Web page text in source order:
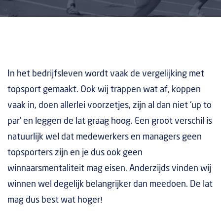
In het bedrijfsleven wordt vaak de vergelijking met
topsport gemaakt. Ook wij trappen wat af, koppen
vaak in, doen allerlei voorzetjes, zijn al dan niet ‘up to
par’ en leggen de lat graag hoog. Een groot verschil is
natuurlijk wel dat medewerkers en managers geen
topsporters zijn en je dus ook geen
winnaarsmentaliteit mag eisen. Anderzijds vinden wij
winnen wel degelijk belangrijker dan meedoen. De lat
mag dus best wat hoger!